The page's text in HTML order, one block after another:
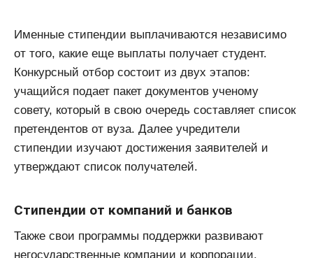
Именные стипендии выплачиваются независимо
от того, какие еще выплаты получает студент.
Конкурсный отбор состоит из двух этапов:
учащийся подает пакет документов ученому
совету, который в свою очередь составляет список
претендентов от вуза. Далее учредители
стипендии изучают достижения заявителей и
утверждают список получателей.
Стипендии от компаний и банков
Также свои программы поддержки развивают
негосударственные компании и корпорации.